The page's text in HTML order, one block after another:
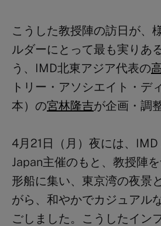
こうした教授陣の訪日が、
ルダーにとって最も実りあ
う、IMD北東アジア代表の
トリー・アソシエイト・デ
本）の宮林隆吉が企画・調
4月21 日（月）夜には、
Japan主催のもと、教授陣
形船に集い、東京湾の夜景
がら、和やかでカジュアル
ごしました。こうしたイン